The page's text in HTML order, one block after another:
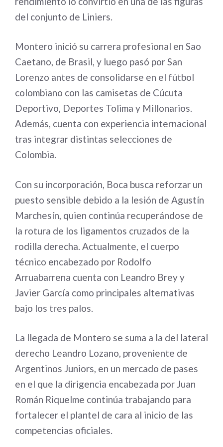
del conjunto de Liniers.
Montero inició su carrera profesional en Sao
Caetano, de Brasil, y luego pasó por San
Lorenzo antes de consolidarse en el fútbol
colombiano con las camisetas de Cúcuta
Deportivo, Deportes Tolima y Millonarios.
Además, cuenta con experiencia internacional
tras integrar distintas selecciones de
Colombia.
Con su incorporación, Boca busca reforzar un
puesto sensible debido a la lesión de Agustín
Marchesín, quien continúa recuperándose de
la rotura de los ligamentos cruzados de la
rodilla derecha. Actualmente, el cuerpo
técnico encabezado por Rodolfo
Arruabarrena cuenta con Leandro Brey y
Javier García como principales alternativas
bajo los tres palos.
La llegada de Montero se suma a la del lateral
derecho Leandro Lozano, proveniente de
Argentinos Juniors, en un mercado de pases
en el que la dirigencia encabezada por Juan
Román Riquelme continúa trabajando para
fortalecer el plantel de cara al inicio de las
competencias oficiales.